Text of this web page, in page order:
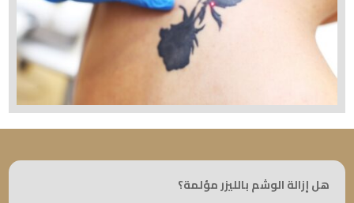
هل إزالة الوشم بالليزر مؤلمة؟